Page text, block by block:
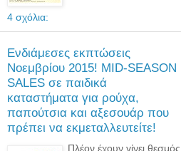
4 σχόλια:
Ενδιάμεσες εκπτώσεις
Νοεμβρίου 2015! MID-SEASON
SALES σε παιδικά
καταστήματα για ρούχα,
παπούτσια και αξεσουάρ που
πρέπει να εκμεταλλευτείτε!
Πλέον έχουν γίνει